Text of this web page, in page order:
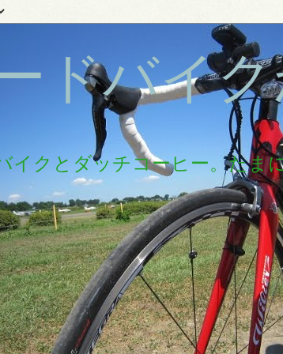
ドバイ
イクとダッチコーヒー。たま